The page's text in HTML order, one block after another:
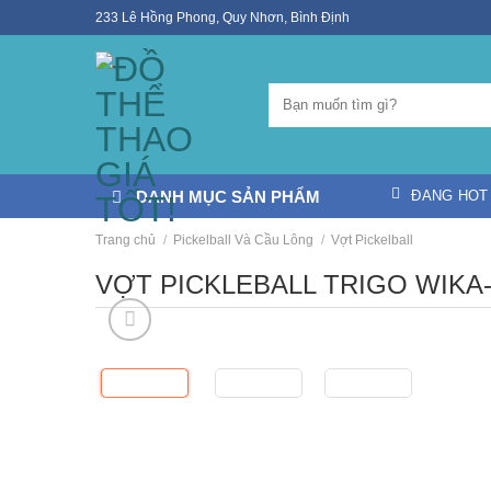
to
233 Lê Hồng Phong, Quy Nhơn, Bình Định
DANH MỤC SẢN PHẨM ĐANG HOT
Trang chủ / Pickelball Và Cầu Lông / Vợt Pickelball
VỢT PICKLEBALL TRIGO